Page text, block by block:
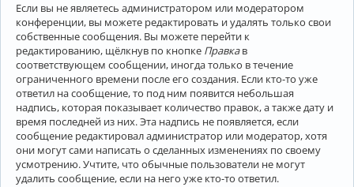
Если вы не являетесь администратором или модератором
конференции, вы можете редактировать и удалять только свои
собственные сообщения. Вы можете перейти к
редактированию, щёлкнув по кнопке Правкав
соответствующем сообщении, иногда только в течение
ограниченного времени после его создания. Если кто-то уже
ответил на сообщение, то под ним появится небольшая
надпись, которая показывает количество правок, а также дату и
время последней из них. Эта надпись не появляется, если
сообщение редактировал администратор или модератор, хотя
они могут сами написать о сделанных изменениях по своему
усмотрению. Учтите, что обычные пользователи не могут
удалить сообщение, если на него уже кто-то ответил.